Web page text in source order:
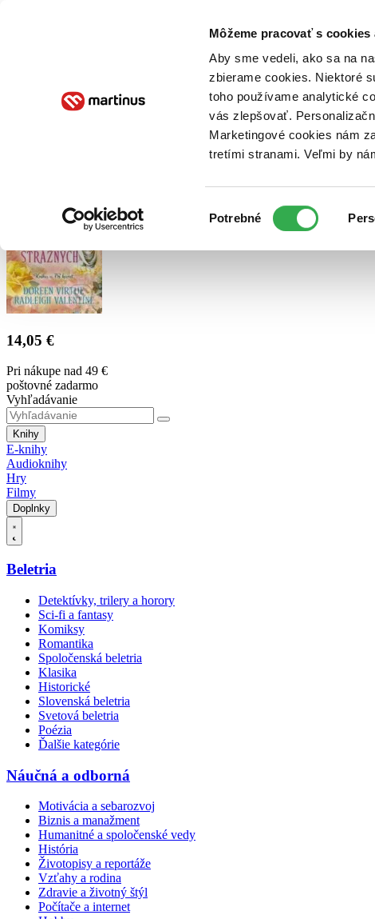
Môžeme pracovať s
Aby sme vedeli, ako sa na
zbierame cookies. Niektoré
toho používame analytické
vás zlepšovať.
Marketingové cookies nám
tretími stranami. Veľmi by
súhlasu
Potrebné
Poukážky Kontakt
14,05 €
Pri nákupe nad 49 €
poštovné zadarmo
Vyhľadávanie
Knihy
E-knihy
Audioknihy
Hry
Filmy
Doplnky
Beletria
Detektívky, trilery a horory
Sci-fi a fantasy
Komiksy
Romantika
Spoločenská beletria
Klasika
Historické
Slovenská beletria
Svetová beletria
Poézia
Ďalšie kategórie
Náučná a odborná
Motivácia a sebarozvoj
Biznis a manažment
Humanitné a spoločenské vedy
História
Životopisy a reportáže
Vzťahy a rodina
Zdravie a životný štýl
Počítače a internet